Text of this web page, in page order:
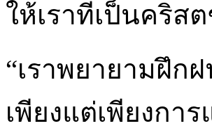
ให้เราที่เป็นคริส
“เราพยายามฝึก
เพียงแต่เพียงกา